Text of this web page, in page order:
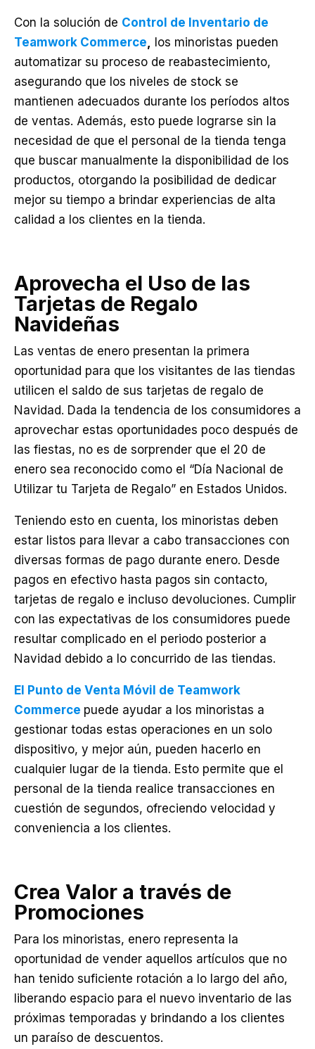
Con la solución de Control de Inventario de
Teamwork Commerce, los minoristas pueden
automatizar su proceso de reabastecimiento,
asegurando que los niveles de stock se
mantienen adecuados durante los períodos altos
de ventas. Además, esto puede lograrse sin la
necesidad de que el personal de la tienda tenga
que buscar manualmente la disponibilidad de los
productos, otorgando la posibilidad de dedicar
mejor su tiempo a brindar experiencias de alta
calidad a los clientes en la tienda.
Aprovecha el Uso de las
Tarjetas de Regalo
Navideñas
Las ventas de enero presentan la primera
oportunidad para que los visitantes de las tiendas
utilicen el saldo de sus tarjetas de regalo de
Navidad. Dada la tendencia de los consumidores a
aprovechar estas oportunidades poco después de
las fiestas, no es de sorprender que el 20 de
enero sea reconocido como el “Día Nacional de
Utilizar tu Tarjeta de Regalo” en Estados Unidos.
Teniendo esto en cuenta, los minoristas deben
estar listos para llevar a cabo transacciones con
diversas formas de pago durante enero. Desde
pagos en efectivo hasta pagos sin contacto,
tarjetas de regalo e incluso devoluciones. Cumplir
con las expectativas de los consumidores puede
resultar complicado en el periodo posterior a
Navidad debido a lo concurrido de las tiendas.
El Punto de Venta Móvil de Teamwork
Commerce puede ayudar a los minoristas a
gestionar todas estas operaciones en un solo
dispositivo, y mejor aún, pueden hacerlo en
cualquier lugar de la tienda. Esto permite que el
personal de la tienda realice transacciones en
cuestión de segundos, ofreciendo velocidad y
conveniencia a los clientes.
Crea Valor a través de
Promociones
Para los minoristas, enero representa la
oportunidad de vender aquellos artículos que no
han tenido suficiente rotación a lo largo del año,
liberando espacio para el nuevo inventario de las
próximas temporadas y brindando a los clientes
un paraíso de descuentos.